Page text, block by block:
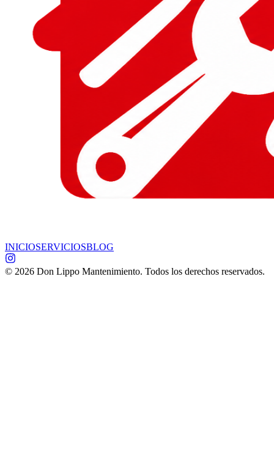
INICIOSERVICIOSBLOG
© 2026 Don Lippo Mantenimiento. Todos los derechos reservados.